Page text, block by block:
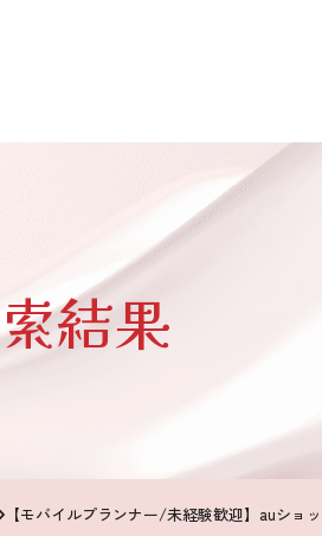
結果
【モバイルプランナー/未経験歓迎】auシ